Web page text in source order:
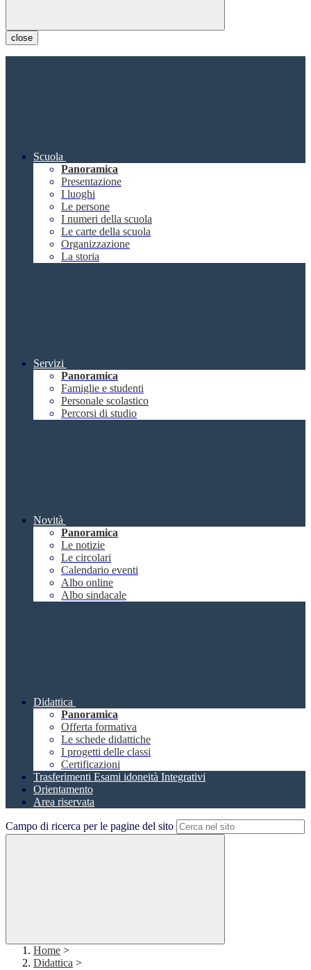
close
Scuola
Panoramica
Presentazione
I luoghi
Le persone
I numeri della scuola
Le carte della scuola
Organizzazione
La storia
Servizi
Panoramica
Famiglie e studenti
Personale scolastico
Percorsi di studio
Novità
Panoramica
Le notizie
Le circolari
Calendario eventi
Albo online
Albo sindacale
Didattica
Panoramica
Offerta formativa
Le schede didattiche
I progetti delle classi
Certificazioni
Trasferimenti Esami idoneità Integrativi
Orientamento
Area riservata
Campo di ricerca per le pagine del sito
Home >
Didattica >